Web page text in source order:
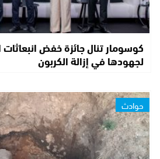
كوسومار تنال جائزة خفض انبعاثات
لجهودها في إزالة الكربون
حوادث